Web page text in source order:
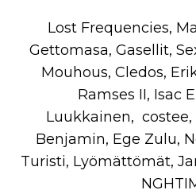
Lost Frequencies,
Gettomasa, Gasellit,
Mouhous, Cledos,
Ramses II, Isac
Luukkainen, costee,
Benjamin, Ege Zulu,
Turisti, Lyömättömät,